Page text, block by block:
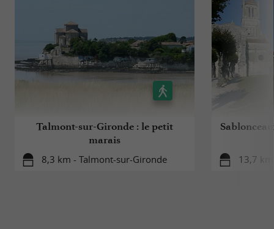
Talmont-sur-Gironde : le petit
marais
8,3 km - Talmont-sur-Gironde 13,7